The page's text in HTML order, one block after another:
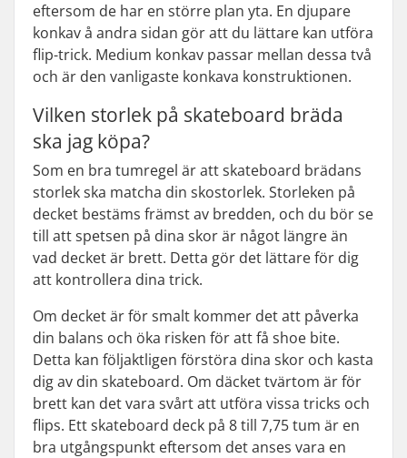
eftersom de har en större plan yta. En djupare
konkav å andra sidan gör att du lättare kan utföra
flip-trick. Medium konkav passar mellan dessa två
och är den vanligaste konkava konstruktionen.
Vilken storlek på skateboard bräda
ska jag köpa?
Som en bra tumregel är att skateboard brädans
storlek ska matcha din skostorlek. Storleken på
decket bestäms främst av bredden, och du bör se
till att spetsen på dina skor är något längre än
vad decket är brett. Detta gör det lättare för dig
att kontrollera dina trick.
Om decket är för smalt kommer det att påverka
din balans och öka risken för att få shoe bite.
Detta kan följaktligen förstöra dina skor och kasta
dig av din skateboard. Om däcket tvärtom är för
brett kan det vara svårt att utföra vissa tricks och
flips. Ett skateboard deck på 8 till 7,75 tum är en
bra utgångspunkt eftersom det anses vara en